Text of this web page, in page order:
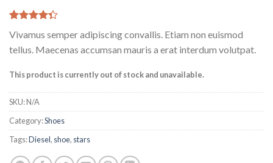
4.33out
of 5
ratings
Vivamus semper adipiscing convallis. Etiam non euismod
tellus. Maecenas accumsan mauris a erat interdum volutpat.
This product is currently out of stock and unavailable.
SKU:N/A
Category:Shoes
Tags:Diesel, shoe, stars